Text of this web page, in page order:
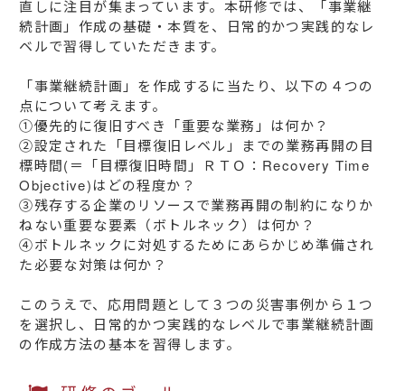
直しに注目が集まっています。本研修では、「事業継
続計画」作成の基礎・本質を、日常的かつ実践的なレ
ベルで習得していただきます。
「事業継続計画」を作成するに当たり、以下の４つの
点について考えます。
①優先的に復旧すべき「重要な業務」は何か？
②設定された「目標復旧レベル」までの業務再開の目
標時間(＝「目標復旧時間」ＲＴＯ：Recovery Time
Objective)はどの程度か？
③残存する企業のリソースで業務再開の制約になりか
ねない重要な要素（ボトルネック）は何か？
④ボトルネックに対処するためにあらかじめ準備され
た必要な対策は何か？
このうえで、応用問題として３つの災害事例から１つ
を選択し、日常的かつ実践的なレベルで事業継続計画
の作成方法の基本を習得します。